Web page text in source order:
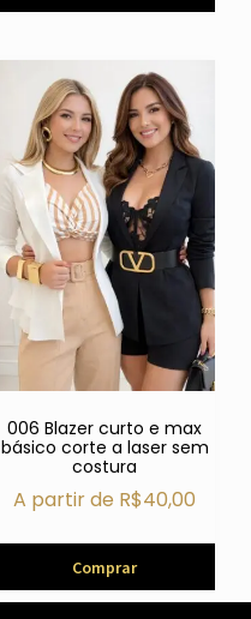
006 Blazer curto e max
básico corte a laser sem
costura
A partir de R$40,00
Comprar